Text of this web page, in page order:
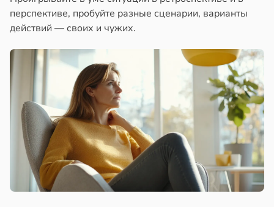
перспективе, пробуйте разные сценарии, варианты
действий — своих и чужих.